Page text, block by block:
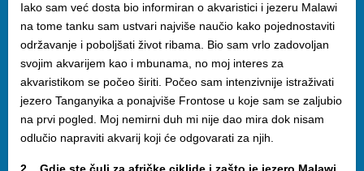
Iako sam već dosta bio informiran o akvaristici i jezeru Malawi
na tome tanku sam ustvari najviše naučio kako pojednostaviti
održavanje i poboljšati život ribama. Bio sam vrlo zadovoljan
svojim akvarijem kao i mbunama, no moj interes za
akvaristikom se počeo širiti. Počeo sam intenzivnije istraživati
jezero Tanganyika a ponajviše Frontose u koje sam se zaljubio
na prvi pogled. Moj nemirni duh mi nije dao mira dok nisam
odlučio napraviti akvarij koji će odgovarati za njih.